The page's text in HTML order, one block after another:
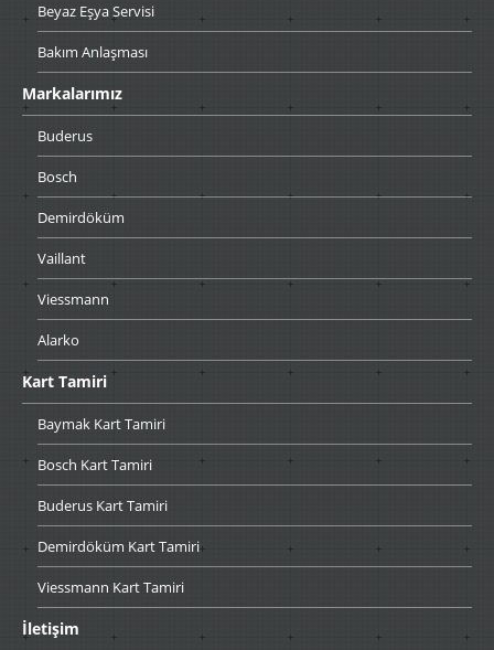
Beyaz Eşya Servisi
Bakım Anlaşması
Markalarımız
Buderus
Bosch
Demirdöküm
Vaillant
Viessmann
Alarko
Kart Tamiri
Baymak Kart Tamiri
Bosch Kart Tamiri
Buderus Kart Tamiri
Demirdöküm Kart Tamiri
Viessmann Kart Tamiri
İletişim